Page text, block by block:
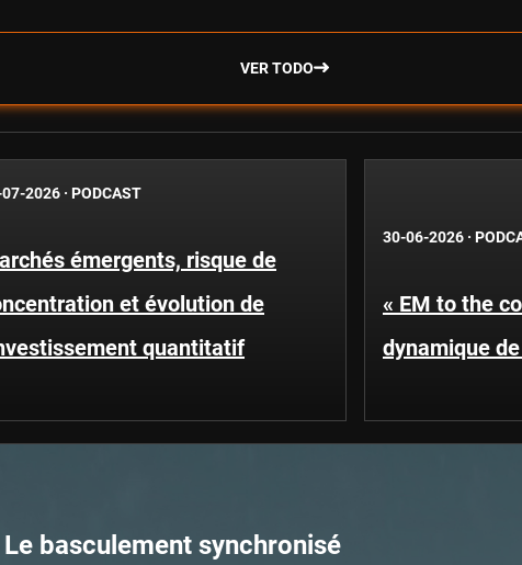
VER TODO
2026 · PODCAST
émergents, risque de
et évolution de
quantitatif
30-06-2026 ·
« EM to the
dynamique
basculement synchronisé